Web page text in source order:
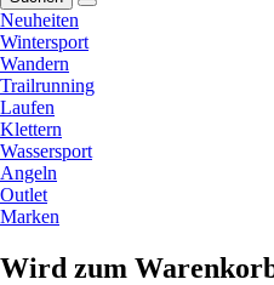
Neuheiten
Wintersport
Wandern
Trailrunning
Laufen
Klettern
Wassersport
Angeln
Outlet
Marken
Wird zum